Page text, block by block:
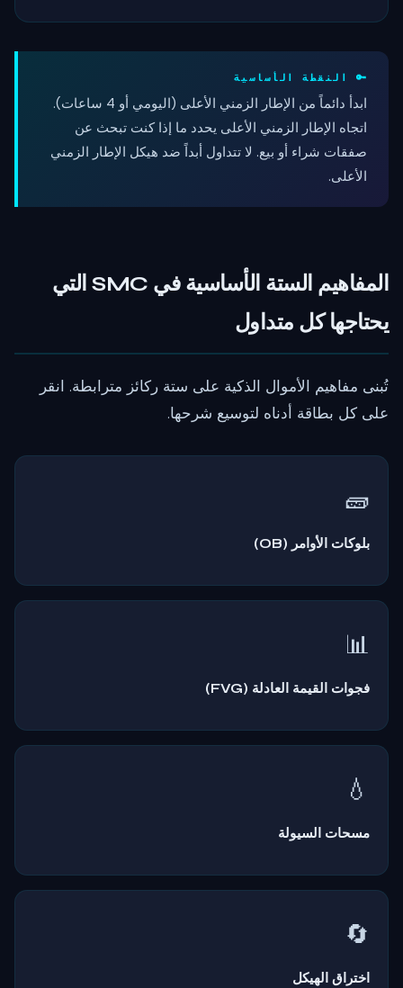
🔑 النقطة الأساسية
ابدأ دائماً من الإطار الزمني الأعلى (اليومي أو 4 ساعات).
اتجاه الإطار الزمني الأعلى يحدد ما إذا كنت تبحث عن
صفقات شراء أو بيع. لا تتداول أبداً ضد هيكل الإطار الزمني
الأعلى.
المفاهيم الستة الأساسية في SMC التي
يحتاجها كل متداول
تُبنى مفاهيم الأموال الذكية على ستة ركائز مترابطة. انقر
على كل بطاقة أدناه لتوسيع شرحها.
🧱
بلوكات الأوامر (OB)
شراء أو بيع ضخمة. بلوك الأوامر الصاعد هو آخر شمعة هابطة قبل
📊
فجوات القيمة العادلة (FVG)
مع فجوة بين ظلال الشمعة الأولى والثالثة. يشير هذا الاختلال إلى
💧
مسحات السيولة
المتأرجحة (سيولة جانب الشراء) أو تحت القيعان المتأرجحة (سيولة
🔄
اختراق الهيكل